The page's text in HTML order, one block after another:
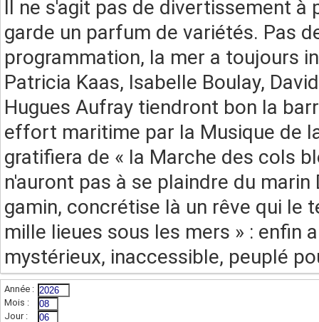
Il ne s'agit pas de divertissement
garde un parfum de variétés. Pas
programmation, la mer a toujours
Patricia Kaas, Isabelle Boulay,
Hugues Aufray tiendront bon la
effort maritime par la Musique de
gratifiera de « la Marche des cols
n'auront pas à se plaindre du
gamin, concrétise là un rêve qui le
mille lieues sous les mers » : enfin
mystérieux, inaccessible, peuplé
Année :
Mois :
Jour :